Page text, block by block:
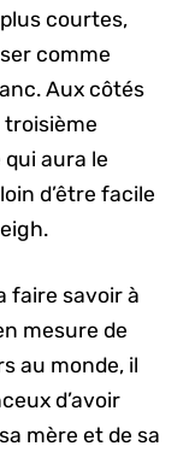
courtes,
comme
Aux côtés
troisième
aura le
d’être facile
faire savoir à
mesure de
au monde, il
d’avoir
mère et de sa